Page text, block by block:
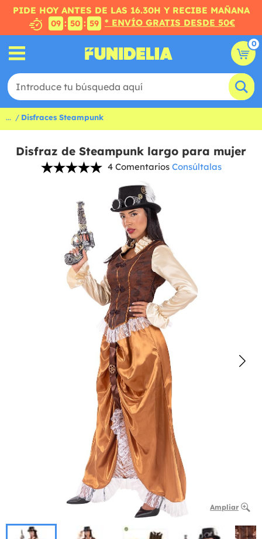
PIDE HOY ANTES DE LAS 16.30H Y RECIBE MAÑANA
09 : 50 : 58 * ENVÍO GRATIS DESDE 50€
0
... Disfraces Steampunk
Disfraz de Steampunk largo para mujer
4 Comentarios Consúltalas
Ampliar